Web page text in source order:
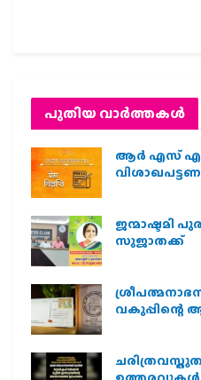
പുതിയ വാര്‍ത്തകള്‍
ആർ എസ്
ജന്മാഷ്ടമി
സുജാതക്ക്
വകുപ്പിന്റെ